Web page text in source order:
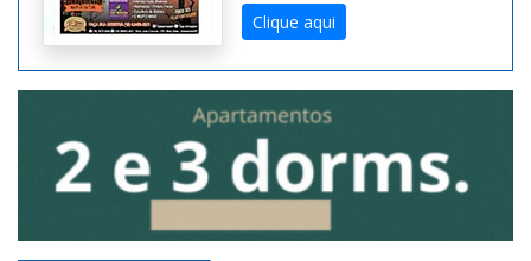
Clique aqui